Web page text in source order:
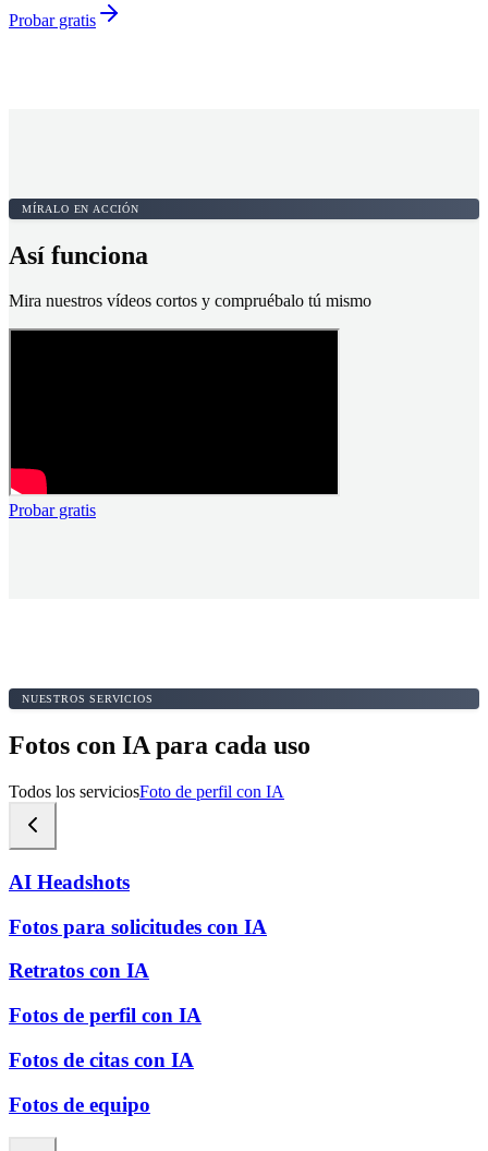
Probar gratis
MÍRALO EN ACCIÓN
Así funciona
Mira nuestros vídeos cortos y compruébalo tú mismo
Probar gratis
NUESTROS SERVICIOS
Fotos con IA para cada uso
Todos los serviciosFoto de perfil con IA
AI Headshots
Fotos para solicitudes con IA
Retratos con IA
Fotos de perfil con IA
Fotos de citas con IA
Fotos de equipo